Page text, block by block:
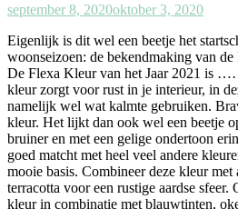
september 8, 2020oktober 3, 2020
Eigenlijk is dit wel een beetje het
woonseizoen: de bekendmaking van
De Flexa Kleur van het Jaar 2021 is
kleur zorgt voor rust in je interieur, in
namelijk wel wat kalmte gebruiken.
kleur. Het lijkt dan ook wel een beetje
bruiner en met een gelige ondertoon
goed matcht met heel veel andere
mooie basis. Combineer deze kleur
terracotta voor een rustige aardse
kleur in combinatie met blauwtinten,